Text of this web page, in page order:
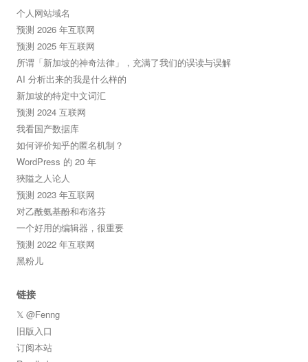
个人网站域名
预测 2026 年互联网
预测 2025 年互联网
所谓「新加坡的神奇法律」，充满了我们的误读与误解
AI 分析出来的我是什么样的
新加坡的特定中文词汇
预测 2024 互联网
我看国产数据库
如何评价知乎的匿名机制？
WordPress 的 20 年
狹隘之人论人
预测 2023 年互联网
对乙酰氨基酚和布洛芬
一个好用的编辑器，很重要
预测 2022 年互联网
黑粉儿
链接
𝕏 @Fenng
旧版入口
订阅本站